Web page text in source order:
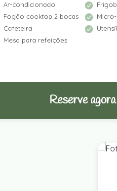
Ar-condicionado
Fogão cooktop 2 bocas
Cafeteira
Mesa para refeições
Reserve agora